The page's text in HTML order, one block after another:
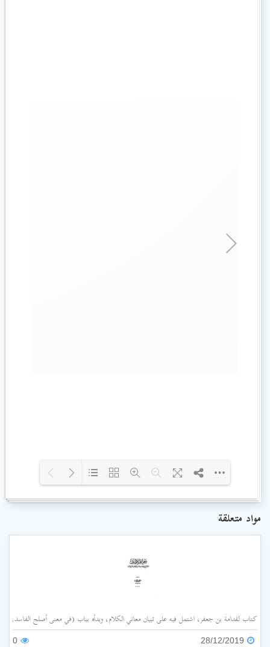
مواد متعلقة
كتاب لقدامة بن جعفر، اشتمل فيه على تبيان معاني الكلام، وبدأه بباب (في معنى أصلح
28/12/2019
0